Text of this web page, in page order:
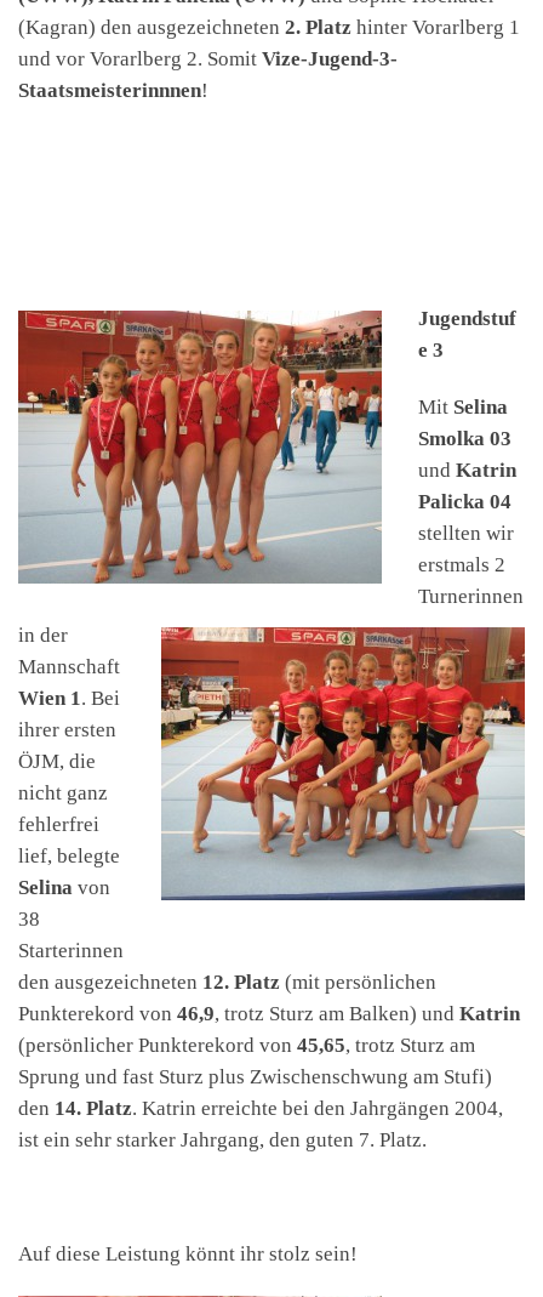
(Kagran) den ausgezeichneten 2. Platz hinter Vorarlberg 1
und vor Vorarlberg 2. Somit Vize-Jugend-3-
Staatsmeisterinnnen!
Jugendstuf
e 3
Mit Selina
Smolka 03
und Katrin
Palicka 04
stellten wir
erstmals 2
Turnerinnen
in der
Mannschaft
Wien 1. Bei
ihrer ersten
ÖJM, die
nicht ganz
fehlerfrei
lief, belegte
Selina von
38
Starterinnen
den ausgezeichneten 12. Platz (mit persönlichen
Punkterekord von 46,9, trotz Sturz am Balken) und Katrin
(persönlicher Punkterekord von 45,65, trotz Sturz am
Sprung und fast Sturz plus Zwischenschwung am Stufi)
den 14. Platz. Katrin erreichte bei den Jahrgängen 2004,
ist ein sehr starker Jahrgang, den guten 7. Platz.
Auf diese Leistung könnt ihr stolz sein!